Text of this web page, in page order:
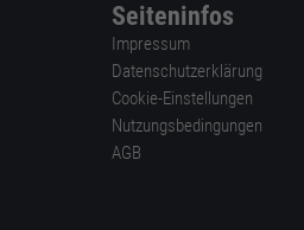
Seiteninfos
Impressum
Datenschutzerklärung
Cookie-Einstellungen
Nutzungsbedingungen
AGB